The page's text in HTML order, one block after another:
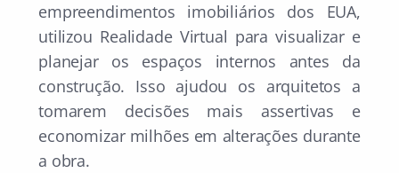
empreendimentos imobiliários dos EUA,
utilizou Realidade Virtual para visualizar e
planejar os espaços internos antes da
construção. Isso ajudou os arquitetos a
tomarem decisões mais assertivas e
economizar milhões em alterações durante
a obra.